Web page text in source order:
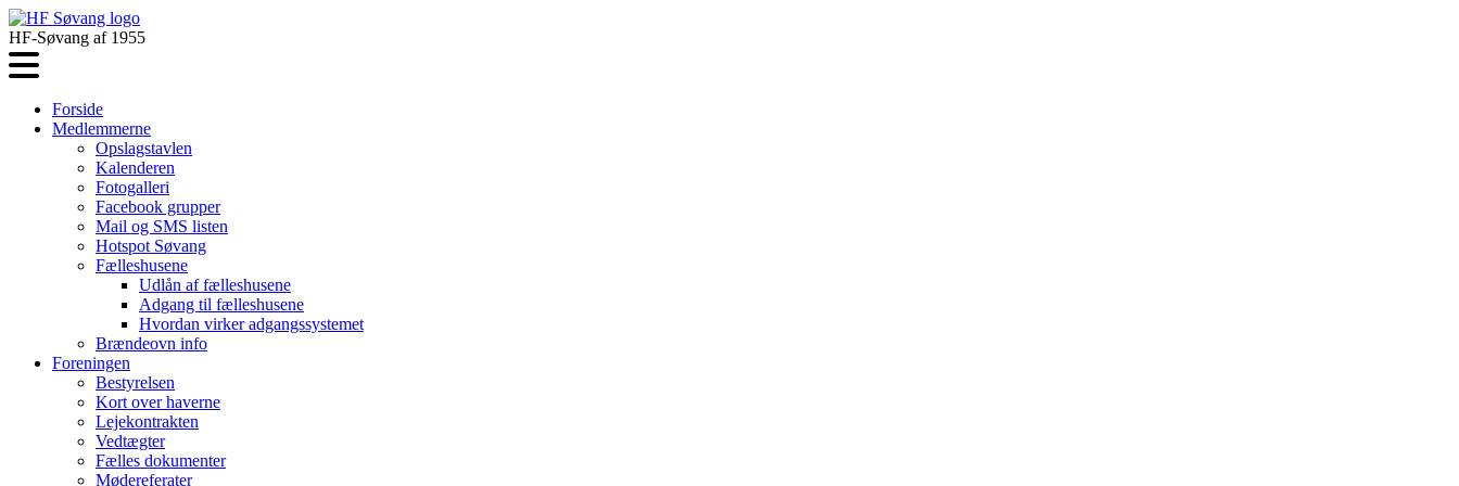
HF-Søvang af 1955
Forside
Medlemmerne
Opslagstavlen
Kalenderen
Fotogalleri
Facebook grupper
Mail og SMS listen
Hotspot Søvang
Fælleshusene
Udlån af fælleshusene
Adgang til fælleshusene
Hvordan virker adgangssystemet
Brændeovn info
Foreningen
Bestyrelsen
Kort over haverne
Lejekontrakten
Vedtægter
Fælles dokumenter
Mødereferater